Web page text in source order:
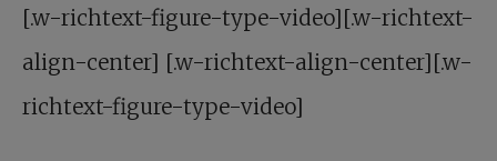
[.w-richtext-figure-type-video][.w-richtext-
align-center] [.w-richtext-align-center][.w-
richtext-figure-type-video]